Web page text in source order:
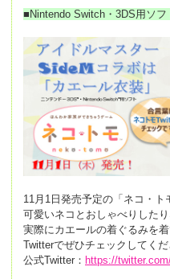
■Nintendo Switch・3DS用ソフ
11月1日発売予定の「ネコ・ト
可愛いネコとおしゃべりした
実際にカエールの着ぐるみを
Twitterでぜひチェックしてくだ
公式Twitter： https://